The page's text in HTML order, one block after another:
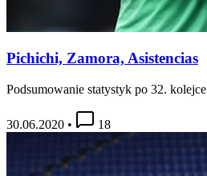
Pichichi, Zamora, Asistencias
Podsumowanie statystyk po 32. kolejce
30.06.2020 • 18